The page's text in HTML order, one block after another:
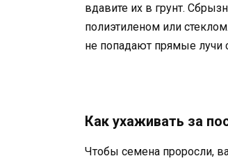
вдавите их в грунт.
полиэтиленом или
не попадают прямые лучи
Как ухаживать за
Чтобы семена проросли,